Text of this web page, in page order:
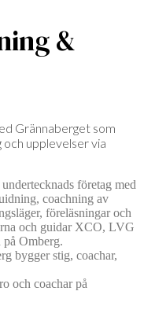
&
Grännaberget som
och upplevelser via
företag med
coachning av
föreläsningar och
och guidar XCO, LVG
Omberg.
bygger stig, coachar,
och coachar på